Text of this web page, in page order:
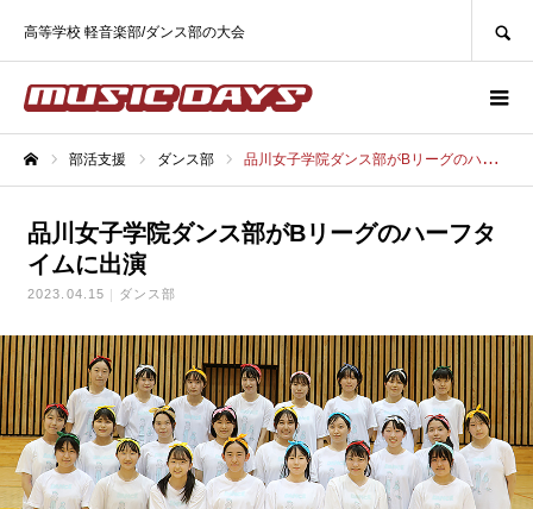
高等学校 軽音楽部/ダンス部の大会
部活支援 ダンス部 品川女子学院ダンス部がBリーグのハーフタイムに出演
品川女子学院ダンス部がBリーグのハーフタ
イムに出演
2023.04.15 ダンス部